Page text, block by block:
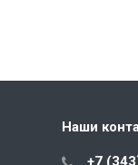
Наши
+7